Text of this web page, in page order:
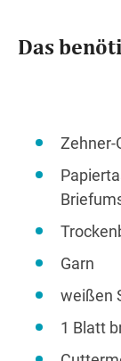
Das
Zehner-
Garn
weißen
1 Blatt